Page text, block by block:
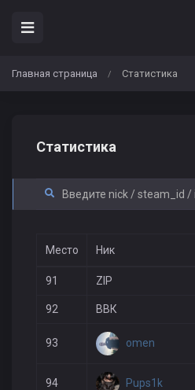
Главная страница / Статистика
Статистика
Место Ник
91 ZIP
92 ВВК
93 omen
94 Pups1k